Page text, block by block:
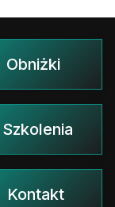
Obniżki
Szkolenia
Kontakt